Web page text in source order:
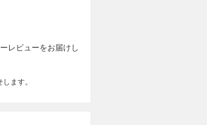
レビューをお届けし
ます。